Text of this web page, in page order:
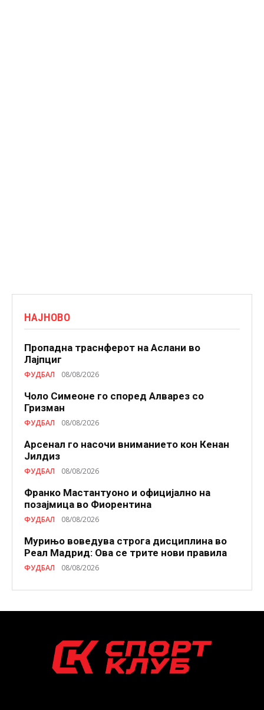
НАЈНОВО
Пропадна траснферот на Аслани во
Лајпциг
ФУДБАЛ 08/08/2026
Чоло Симеоне го според Алварез со
Гризман
ФУДБАЛ 08/08/2026
Арсенал го насочи вниманието кон Кенан
Јилдиз
ФУДБАЛ 08/08/2026
Франко Мастантуоно и официјално на
позајмица во Фиорентина
ФУДБАЛ 08/08/2026
Мурињо воведува строга дисциплина во
Реал Мадрид: Ова се трите нови правила
ФУДБАЛ 08/08/2026